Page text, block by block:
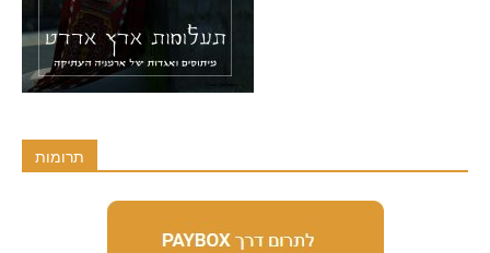
תרומות